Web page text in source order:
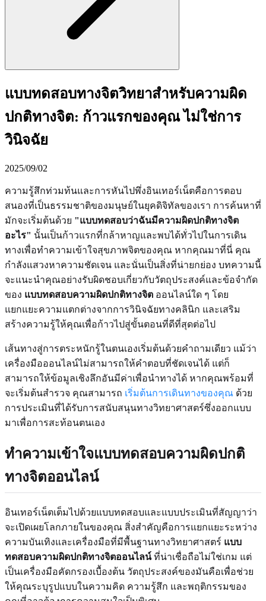
แบบทดสอบทางจิตวิทยาสำหรับความผิด
ปกติทางจิต: ก้าวแรกของคุณ ไม่ใช่การ
วินิจฉัย
2025/09/02
ความรู้สึกท่วมท้นและการหันไปพึ่งอินเทอร์เน็ตคือการตอบ
สนองที่เป็นธรรมชาติของมนุษย์ในยุคดิจิทัลของเรา การค้นหาที่
มักจะเริ่มต้นด้วย "แบบทดสอบว่าฉันมีความผิดปกติทางจิต
อะไร" นั้นเป็นก้าวแรกที่กล้าหาญและพบได้ทั่วไปในการเดิน
ทางเพื่อทำความเข้าใจสุขภาพจิตของคุณ หากคุณมาที่นี่ คุณ
กำลังแสวงหาความชัดเจน และนั่นเป็นสิ่งที่น่ายกย่อง บทความนี้
จะแนะนำคุณอย่างรับผิดชอบเกี่ยวกับวัตถุประสงค์และข้อจำกัด
ของ แบบทดสอบความผิดปกติทางจิต ออนไลน์ใด ๆ โดย
แยกแยะความแตกต่างจากการวินิจฉัยทางคลินิก และเสริม
สร้างความรู้ให้คุณเพื่อก้าวไปสู่ขั้นตอนที่ดีที่สุดต่อไป
เส้นทางสู่การตระหนักรู้ในตนเองเริ่มต้นด้วยคำถามเดียว แม้ว่า
เครื่องมือออนไลน์ไม่สามารถให้คำตอบที่ชัดเจนได้ แต่ก็
สามารถให้ข้อมูลเชิงลึกอันมีค่าเพื่อนำทางได้ หากคุณพร้อมที่
จะเริ่มต้นสำรวจ คุณสามารถ เริ่มต้นการเดินทางของคุณ ด้วย
การประเมินที่ได้รับการสนับสนุนทางวิทยาศาสตร์ซึ่งออกแบบ
มาเพื่อการสะท้อนตนเอง
ทำความเข้าใจแบบทดสอบความผิดปกติ
ทางจิตออนไลน์
อินเทอร์เน็ตเต็มไปด้วยแบบทดสอบและแบบประเมินที่สัญญาว่า
จะเปิดเผยโลกภายในของคุณ สิ่งสำคัญคือการแยกแยะระหว่าง
ความบันเทิงและเครื่องมือที่มีพื้นฐานทางวิทยาศาสตร์ แบบ
ทดสอบความผิดปกติทางจิตออนไลน์ที่น่าเชื่อถือไม่ใช่เกม แต่
เป็นเครื่องมือคัดกรองเบื้องต้น วัตถุประสงค์ของมันคือเพื่อช่วย
ให้คุณระบุรูปแบบในความคิด ความรู้สึก และพฤติกรรมของ